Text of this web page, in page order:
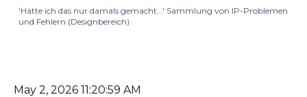
'Hätte ich das nur damals gemacht...' Sammlung von IP-Problemen
und Fehlern (Designbereich)
May 2, 2026 11:20:59 AM